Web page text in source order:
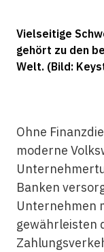
Vielseitige
gehört zu den
Welt. (Bild:
Ohne
moderne
Banken
Unternehmen
gewährleisten